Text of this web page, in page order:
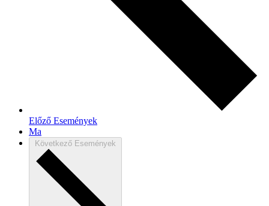
Előző Események
Ma
Következő Események